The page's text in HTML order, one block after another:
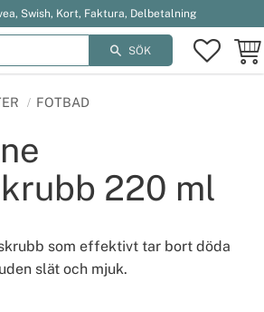
Swish, Kort, Faktura, Delbetalning
SÖK
FOTBAD
220 ml
som effektivt tar bort döda
slät och mjuk.